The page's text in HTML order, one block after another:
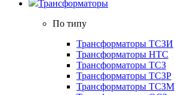
Трансформаторы
По типу
Трансформаторы ТСЗИ
Трансформаторы НТС
Трансформаторы ТСЗ
Трансформаторы ТСЗР
Трансформаторы ТСЗМ